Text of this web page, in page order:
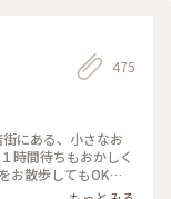
475
時間待ちもおかしく
散歩してもOK🙆‍♀️
のようなソースのエ